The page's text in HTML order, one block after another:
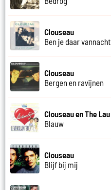
Clouseau
Ben je daar vannacht
Clouseau
Bergen en ravijnen
Clouseau en The Lau
Blauw
Clouseau
Blijf bij mij